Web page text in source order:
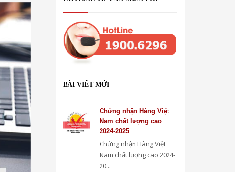
BÀI VIẾT MỚI
Chứng nhận Hàng Việt
Nam chất lượng cao
2024-2025
Chứng nhận Hàng Việt
Nam chất lượng cao 2024-
20...